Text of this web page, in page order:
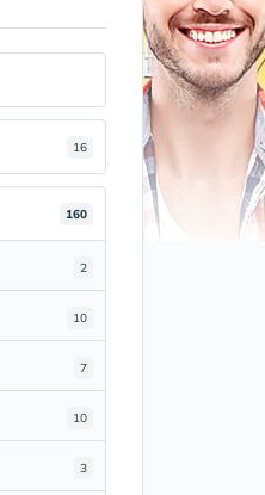
16
160
2
10
7
10
3